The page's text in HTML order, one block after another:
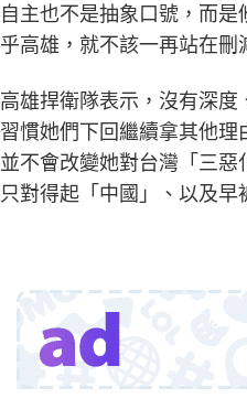
自主也不是抽象口號，而
乎高雄，就不該一再站在刪
高雄捍衛隊表示，沒有深
習慣她們下回繼續拿其他
並不會改變她對台灣「三
只對得起「中國」、以及早